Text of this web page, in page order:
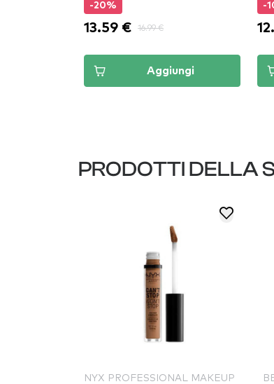
-20%
13.59 € 16.99 €
Aggiungi
-
PRODOTTI DELLA
NYX PROFESSIONAL MAKEUP